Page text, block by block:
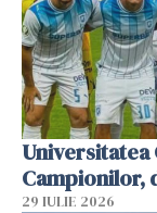
Universitatea
Campionilor,
29 IULIE 2026